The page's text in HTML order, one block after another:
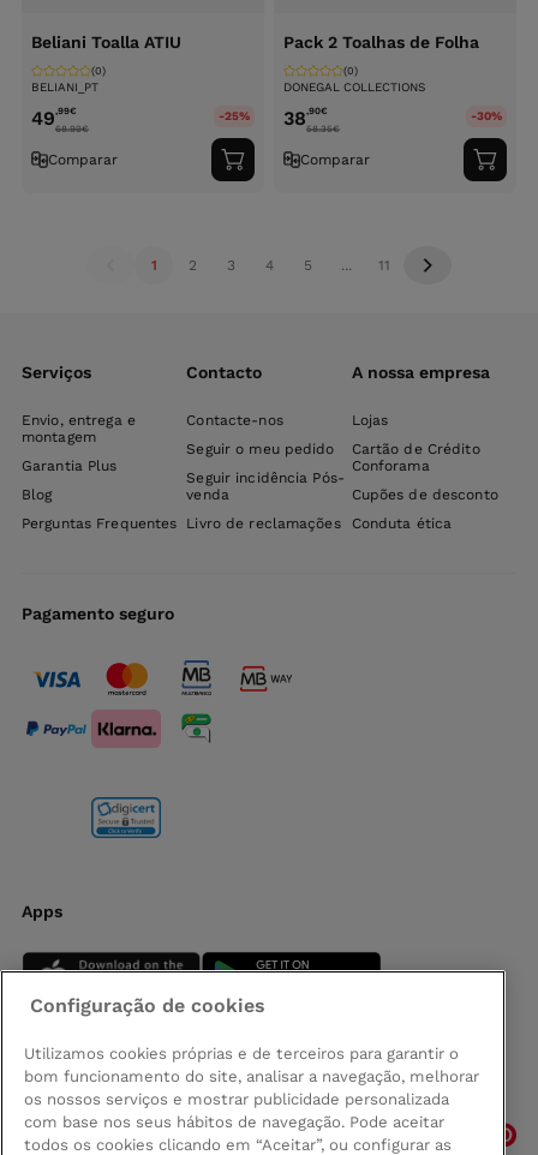
Beliani Toalla ATIU
BELIANI_PT
(0)
49,99€
68.99€
-25%
Comparar
Adicionar
ao
Pack 2 Toalhas de Folha
DONEGAL COLLECTIONS
(0)
38,90€
58.35€
-30%
Comparar
ao
1 2 3 4 5 ... 11
Serviços
Envio, entrega e
montagem
Garantia Plus
Blog
Perguntas Frequentes
Contacto
Contacte-nos
Seguir o meu pedido
Seguir incidência Pós-
venda
Livro de reclamações
A nossa empresa
Lojas
Cartão de Crédito
Conforama
Cupões de desconto
Conduta ética
Pagamento seguro
Apps
Siga-nos
Configuração de cookies
Utilizamos cookies próprias e de terceiros para garantir o
bom funcionamento do site, analisar a navegação, melhorar
os nossos serviços e mostrar publicidade personalizada
com base nos seus hábitos de navegação. Pode aceitar
todos os cookies clicando em “Aceitar”, ou configurar as